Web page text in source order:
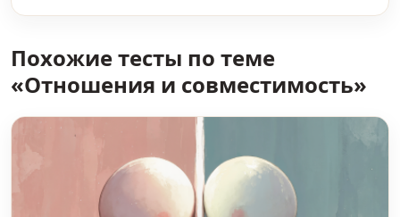
Похожие тесты по теме
«Отношения и совместимость»